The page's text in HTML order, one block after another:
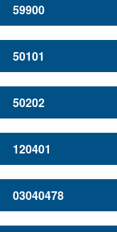
59900
50101
50202
120401
03040478